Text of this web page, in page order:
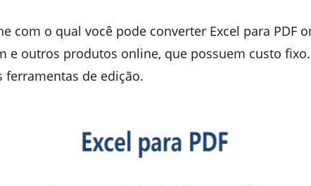
com o qual você pode converter Excel para PDF
e outros produtos online, que possuem custo
ferramentas de edição.